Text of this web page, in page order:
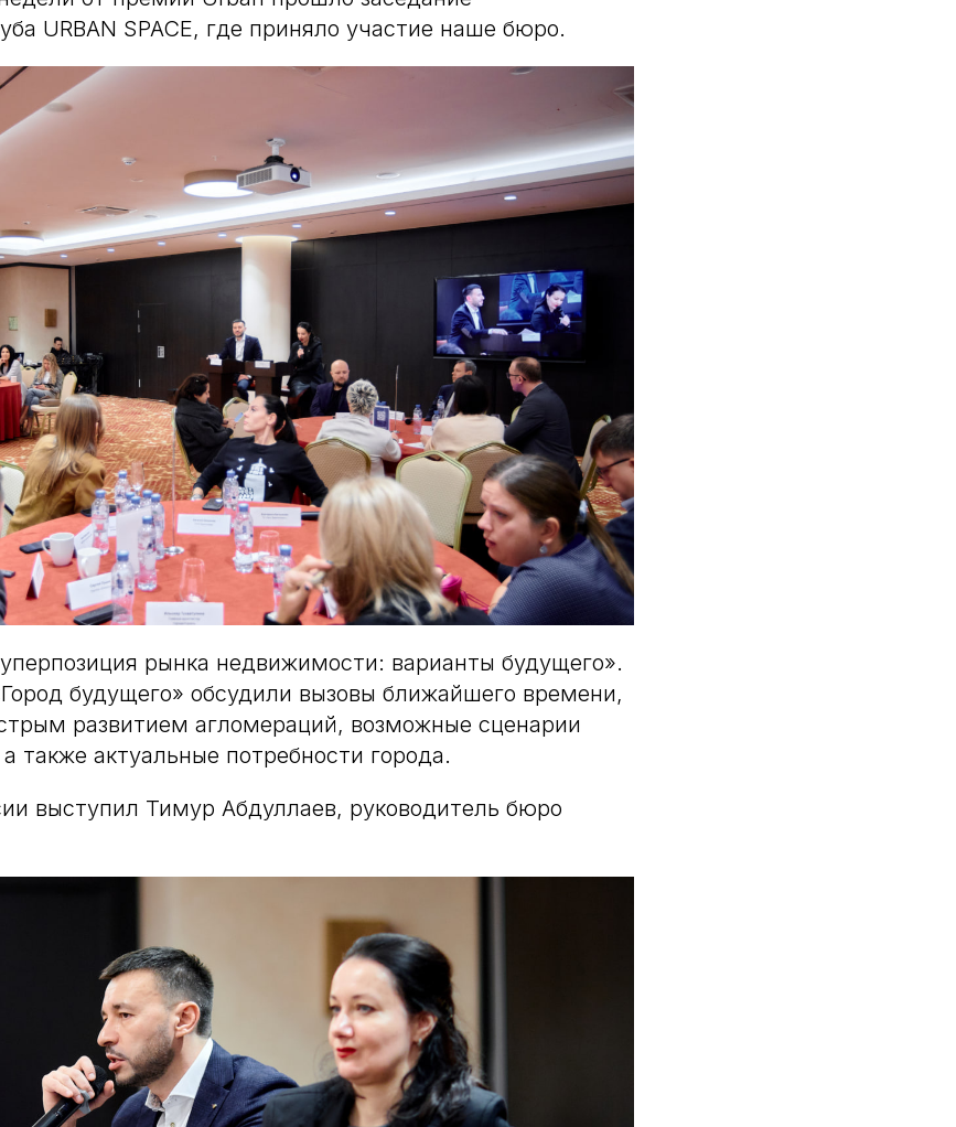
URBAN SPACE, где приняло участие наше бюро.
рынка недвижимости: варианты будущего».
будущего» обсудили вызовы ближайшего времени,
развитием агломераций, возможные сценарии
также актуальные потребности города.
выступил Тимур Абдуллаев, руководитель бюро